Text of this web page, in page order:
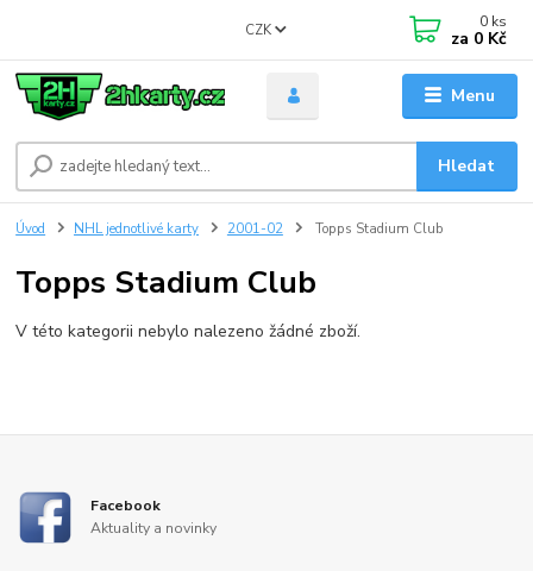
Menu
CZK
Hledat
0 ks
za 0 Kč
Úvod NHL jednotlivé karty 2001-02 Topps Stadium Club
Topps Stadium Club
V této kategorii nebylo nalezeno žádné zboží.
Facebook
Aktuality a novinky